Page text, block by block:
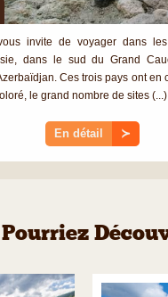
invite de voyager dans
dans le sud du Grand
Ces trois pays ont en
le grand nombre de sites (...)
En détail ≻